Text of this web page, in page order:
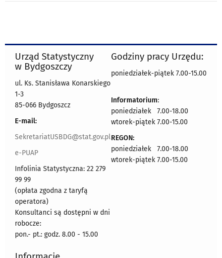
Urząd Statystyczny
w Bydgoszczy
ul. Ks. Stanisława Konarskiego
1-3
85-066 Bydgoszcz
E-mail:
SekretariatUSBDG@stat.gov.pl
e-PUAP
Infolinia Statystyczna: 22 279
99 99
(opłata zgodna z taryfą
operatora)
Konsultanci są dostępni w dni
robocze:
pon.- pt.: godz. 8.00 - 15.00
Godziny pracy Urzędu:
poniedziałek-piątek 7.00-15.00
Informatorium:
poniedziałek 7.00-18.00
wtorek-piątek 7.00-15.00
REGON:
poniedziałek 7.00-18.00
wtorek-piątek 7.00-15.00